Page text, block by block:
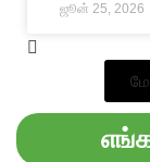
ஜூன் 25, 2026